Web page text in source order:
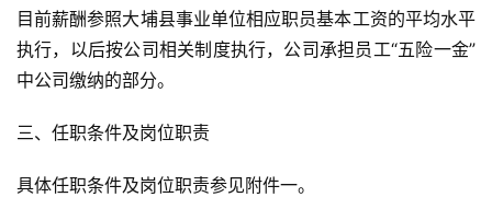
目前薪酬参照大埔县事业单位相应职员基本工资的平均水平
执行，以后按公司相关制度执行，公司承担员工“五险一金”
中公司缴纳的部分。
三、任职条件及岗位职责
具体任职条件及岗位职责参见附件一。